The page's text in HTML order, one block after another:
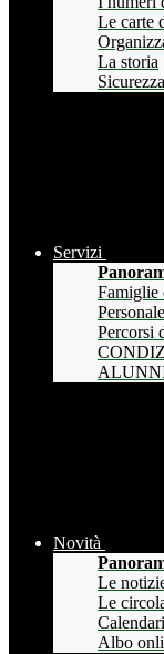
Le carte
La storia
Sicurezza
Servizi
Famiglie
Percorsi
Novità
Le
Le
Albo